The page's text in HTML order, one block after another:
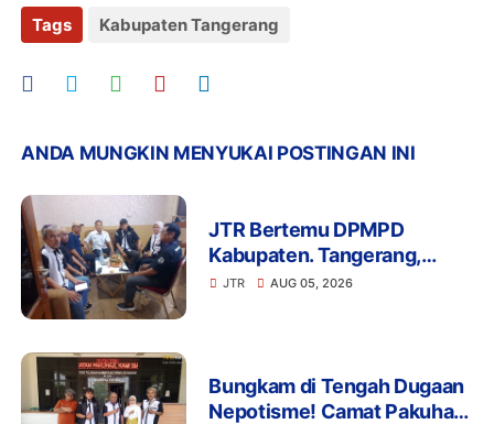
Tags Kabupaten Tangerang
ANDA MUNGKIN MENYUKAI POSTINGAN INI
JTR Bertemu DPMPD
Kabupaten. Tangerang,
Bahas Dugaan Nepotisme di
JTR AUG 05, 2026
Bungkam di Tengah Dugaan
Nepotisme! Camat Pakuhaji